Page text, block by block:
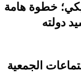
خطوة هامة
دولته
الجمعية